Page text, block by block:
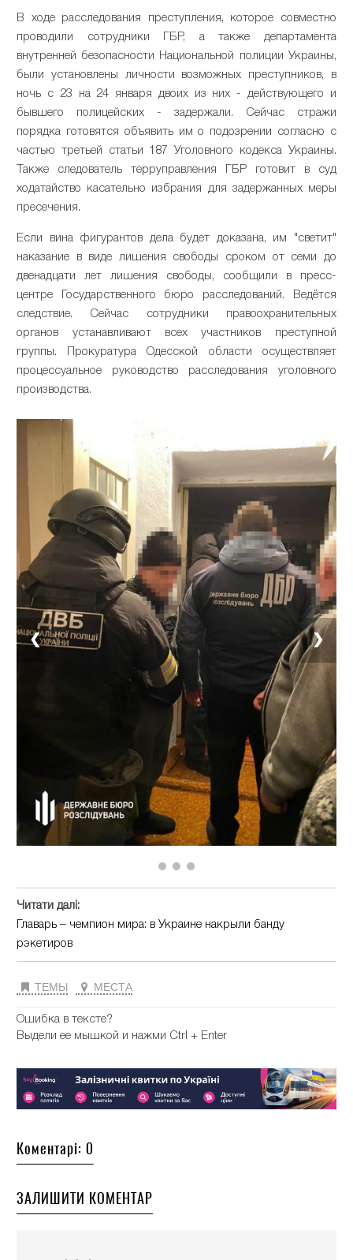
В ходе расследования преступления, которое совместно
проводили сотрудники ГБР, а также департамента
внутренней безопасности Национальной полиции Украины,
были установлены личности возможных преступников, в
ночь с 23 на 24 января двоих из них - действующего и
бывшего полицейских - задержали. Сейчас стражи
порядка готовятся объявить им о подозрении согласно с
частью третьей статьи 187 Уголовного кодекса Украины.
Также следователь терруправления ГБР готовит в суд
ходатайство касательно избрания для задержанных меры
пресечения.
Если вина фигурантов дела будет доказана, им "светит"
наказание в виде лишения свободы сроком от семи до
двенадцати лет лишения свободы, сообщили в пресс-
центре Государственного бюро расследований. Ведётся
следствие. Сейчас сотрудники правоохранительных
органов устанавливают всех участников преступной
группы. Прокуратура Одесской области осуществляет
процессуальное руководство расследования уголовного
производства.
❮ ❯
Читати далі:
Главарь – чемпион мира: в Украине накрыли банду
рэкетиров
ТЕМЫ МЕСТА
Ошибка в тексте?
Выдели ее мышкой и нажми Ctrl + Enter
Коментарі: 0
ЗАЛИШИТИ КОМЕНТАР